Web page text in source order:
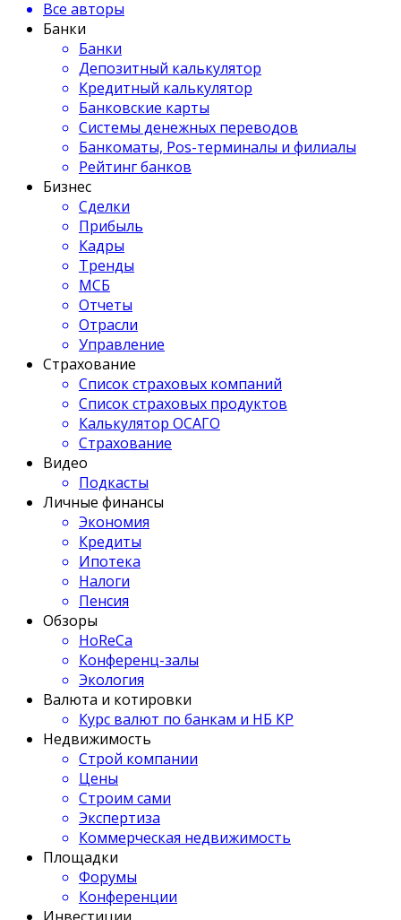
Все авторы
Банки
Банки
Депозитный калькулятор
Кредитный калькулятор
Банковские карты
Системы денежных переводов
Банкоматы, Pos-терминалы и филиалы
Рейтинг банков
Бизнес
Сделки
Прибыль
Кадры
Тренды
МСБ
Отчеты
Отрасли
Управление
Страхование
Список страховых компаний
Список страховых продуктов
Калькулятор ОСАГО
Страхование
Видео
Подкасты
Личные финансы
Экономия
Кредиты
Ипотека
Налоги
Пенсия
Обзоры
HoReCa
Конференц-залы
Экология
Валюта и котировки
Курс валют по банкам и НБ КР
Недвижимость
Строй компании
Цены
Строим сами
Экспертиза
Коммерческая недвижимость
Площадки
Форумы
Конференции